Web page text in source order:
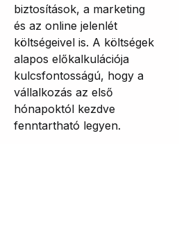
biztosítások, a marketing
és az online jelenlét
költségeivel is. A költségek
alapos előkalkulációja
kulcsfontosságú, hogy a
vállalkozás az első
hónapoktól kezdve
fenntartható legyen.